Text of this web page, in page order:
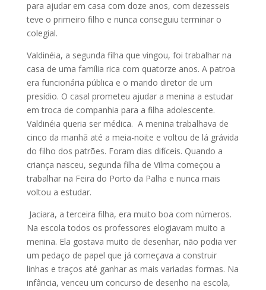
para ajudar em casa com doze anos, com dezesseis
teve o primeiro filho e nunca conseguiu terminar o
colegial.
Valdinéia, a segunda filha que vingou, foi trabalhar na
casa de uma família rica com quatorze anos. A patroa
era funcionária pública e o marido diretor de um
presídio. O casal prometeu ajudar a menina a estudar
em troca de companhia para a filha adolescente.
Valdinéia queria ser médica. A menina trabalhava de
cinco da manhã até a meia-noite e voltou de lá grávida
do filho dos patrões. Foram dias difíceis. Quando a
criança nasceu, segunda filha de Vilma começou a
trabalhar na Feira do Porto da Palha e nunca mais
voltou a estudar.
Jaciara, a terceira filha, era muito boa com números.
Na escola todos os professores elogiavam muito a
menina. Ela gostava muito de desenhar, não podia ver
um pedaço de papel que já começava a construir
linhas e traços até ganhar as mais variadas formas. Na
infância, venceu um concurso de desenho na escola,